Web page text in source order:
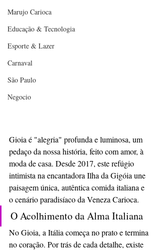
Marujo Carioca
Educação & Tecnologia
Esporte & Lazer
Carnaval
São Paulo
Negocio
Gioia é "alegria" profunda e luminosa, um
pedaço da nossa história, feito com amor, à
moda de casa. Desde 2017, este refúgio
intimista na encantadora Ilha da Gigóia une
paisagem única, autêntica comida italiana e
o cenário paradisíaco da Veneza Carioca.
O Acolhimento da Alma Italiana
No Gioia, a Itália começa no prato e termina
no coração. Por trás de cada detalhe, existe